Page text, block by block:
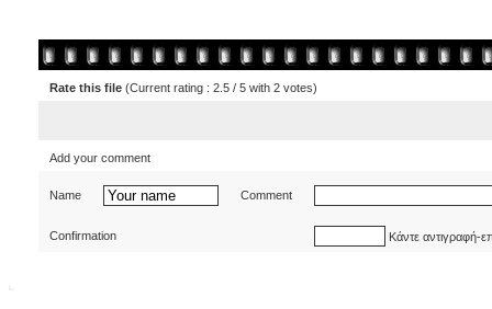
Rate this file (Current rating : 2.5 / 5 with 2 votes)
Add your comment
Name Comment
Confirmation Κάντε αντιγραφή-